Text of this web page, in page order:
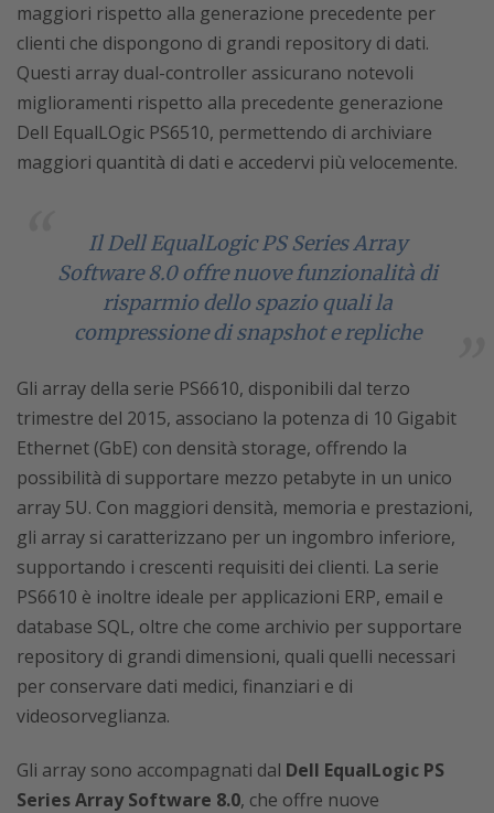
maggiori rispetto alla generazione precedente per
clienti che dispongono di grandi repository di dati.
Questi array dual-controller assicurano notevoli
miglioramenti rispetto alla precedente generazione
Dell EqualLOgic PS6510, permettendo di archiviare
maggiori quantità di dati e accedervi più velocemente.
Il Dell EqualLogic PS Series Array
Software 8.0 offre nuove funzionalità di
risparmio dello spazio quali la
compressione di snapshot e repliche
Gli array della serie PS6610, disponibili dal terzo
trimestre del 2015, associano la potenza di 10 Gigabit
Ethernet (GbE) con densità storage, offrendo la
possibilità di supportare mezzo petabyte in un unico
array 5U. Con maggiori densità, memoria e prestazioni,
gli array si caratterizzano per un ingombro inferiore,
supportando i crescenti requisiti dei clienti. La serie
PS6610 è inoltre ideale per applicazioni ERP, email e
database SQL, oltre che come archivio per supportare
repository di grandi dimensioni, quali quelli necessari
per conservare dati medici, finanziari e di
videosorveglianza.
Gli array sono accompagnati dal Dell EqualLogic PS
Series Array Software 8.0, che offre nuove